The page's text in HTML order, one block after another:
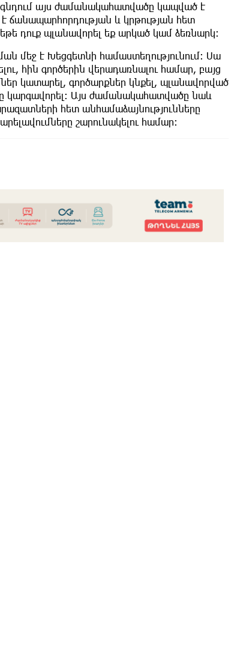
այս ժամանակահատվածը կապված է
ճանապարհորդության և կրթության հետ
դուք պլանավորել եք արկած կամ ձեռնարկ։
մեջ է Խեցգետնի համաստեղությունում։ Սա
հին գործերին վերադառնալու համար, բայց
կատարել, գործարքներ կնքել, պլանավորված
կարգավորել։ Այս ժամանակահատվածը նաև
հետ անհամաձայնությունները
շարունակելու համար։